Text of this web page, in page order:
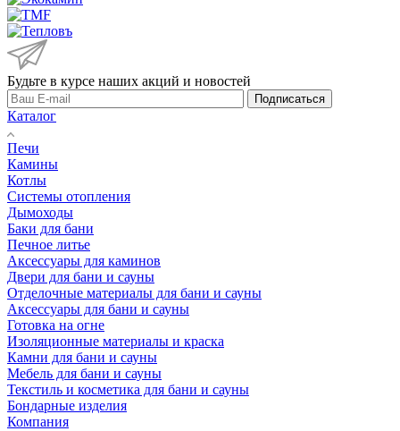
Будьте в курсе наших акций и новостей
Подписаться
Каталог
Печи
Камины
Котлы
Системы отопления
Дымоходы
Баки для бани
Печное литье
Аксессуары для каминов
Двери для бани и сауны
Отделочные материалы для бани и сауны
Аксессуары для бани и сауны
Готовка на огне
Изоляционные материалы и краска
Камни для бани и сауны
Мебель для бани и сауны
Текстиль и косметика для бани и сауны
Бондарные изделия
Компания